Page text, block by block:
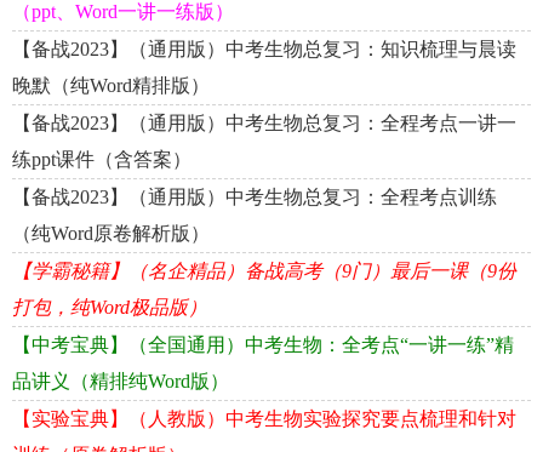
（ppt、Word一讲一练版）
【备战2023】（通用版）中考生物总复习：知识梳理与晨读
晚默（纯Word精排版）
【备战2023】（通用版）中考生物总复习：全程考点一讲一
练ppt课件（含答案）
【备战2023】（通用版）中考生物总复习：全程考点训练
（纯Word原卷解析版）
【学霸秘籍】（名企精品）备战高考（9门）最后一课（9份
打包，纯Word极品版）
【中考宝典】（全国通用）中考生物：全考点“一讲一练”精
品讲义（精排纯Word版）
【实验宝典】（人教版）中考生物实验探究要点梳理和针对